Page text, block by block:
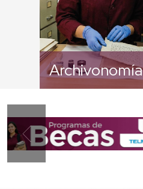
Archivonomía
Previous